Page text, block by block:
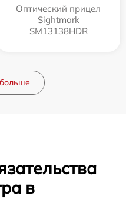
Оптический прицел
Sightmark
SM13138HDR
в